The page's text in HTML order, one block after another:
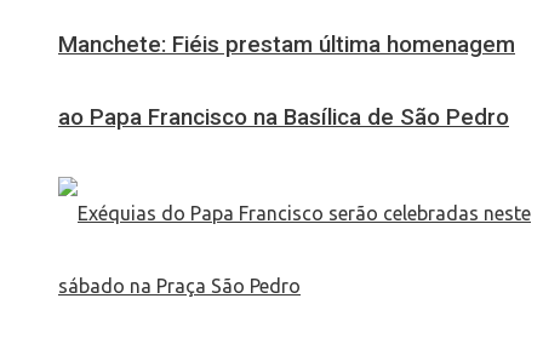
Manchete: Fiéis prestam última homenagem
ao Papa Francisco na Basílica de São Pedro